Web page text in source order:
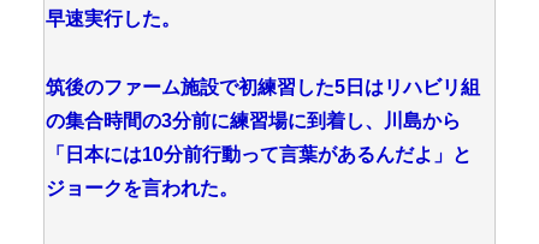
早速実行した。
筑後のファーム施設で初練習した5日はリハビリ組
の集合時間の3分前に練習場に到着し、川島から
「日本には10分前行動って言葉があるんだよ」と
ジョークを言われた。